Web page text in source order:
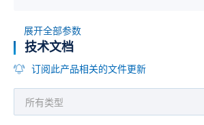
展开全部参数
技术文档
订阅此产品相关的文件更新